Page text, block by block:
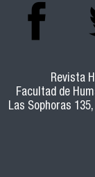
Revista
Facultad de
Las Sophoras